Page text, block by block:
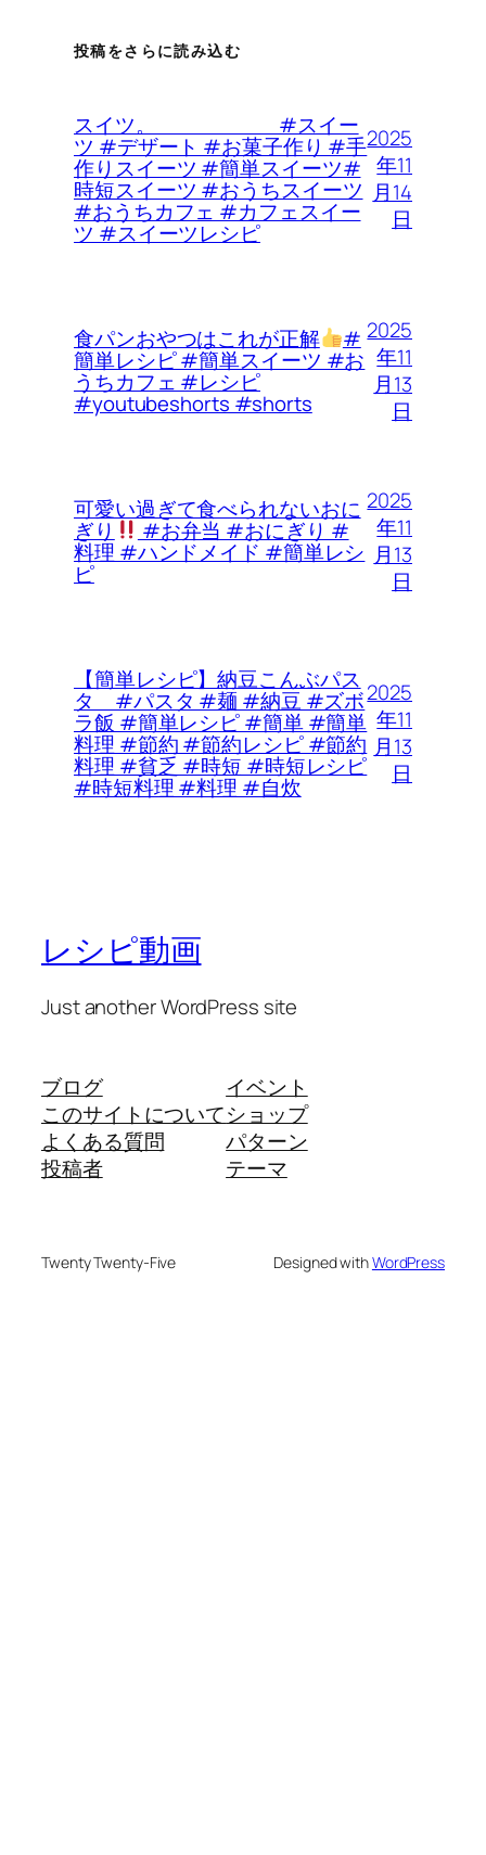
投稿をさらに読み込む
スイツ。 #スイー
ツ #デザート #お菓子作り #手
作りスイーツ #簡単スイーツ#
時短スイーツ #おうちスイーツ
#おうちカフェ #カフェスイー
ツ #スイーツレシピ
2025
年11
月14
日
食パンおやつはこれが正解 #
簡単レシピ #簡単スイーツ #お
うちカフェ #レシピ
#youtubeshorts #shorts
2025
年11
月13
日
可愛い過ぎて食べられないおに
ぎり #お弁当 #おにぎり #
料理 #ハンドメイド #簡単レシ
ピ
2025
年11
月13
日
【簡単レシピ】納豆こんぶパス
タ #パスタ #麺 #納豆 #ズボ
ラ飯 #簡単レシピ #簡単 #簡単
料理 #節約 #節約レシピ #節約
料理 #貧乏 #時短 #時短レシピ
#時短料理 #料理 #自炊
2025
年11
月13
日
レシピ動画
Just another WordPress site
ブログ
このサイトについて
よくある質問
投稿者
イベント
ショップ
パターン
テーマ
Twenty Twenty-Five Designed withWordPress